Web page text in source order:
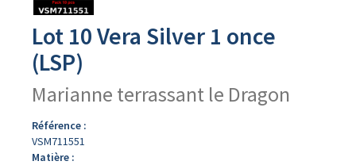
Lot 10 Vera Silver 1 once
(LSP)
Marianne terrassant le Dragon
Référence :
VSM711551
Matière :